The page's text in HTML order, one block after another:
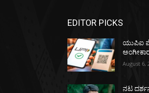
EDITOR PICKS
ಯುಪಿಐ
August 6,
ನಟ